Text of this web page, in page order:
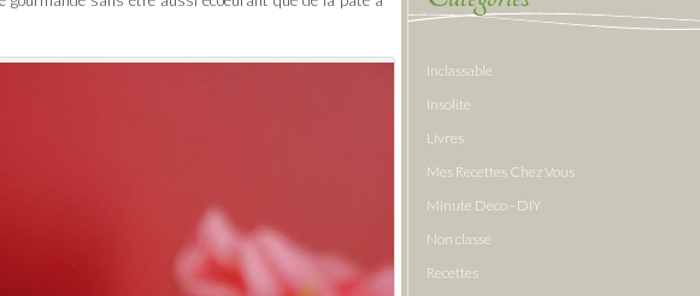
Inclassable
Insolite
Livres
Mes Recettes Chez Vous
Minute Deco - DIY
Non classé
Recettes